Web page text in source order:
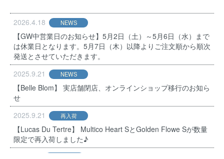
2026.4.18 NEWS
【GW中営業日のお知らせ】5月2日（土）～5月6日（水）まで
は休業日となります。5月7日（木）以降よりご注文順から順次
発送とさせていただきます。
2025.9.21
NEWS
【Belle Blom】 実店舗閉店、オンラインショップ移行のお知ら
せ
2025.9.21
再入荷
【Lucas Du Tertre】 Multico Heart SとGolden Flowe Sが数量
限定で再入荷しました♪